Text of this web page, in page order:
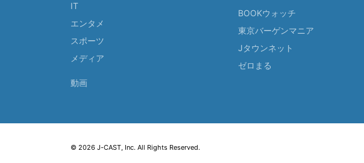
IT
エンタメ
スポーツ
メディア
動画
BOOKウォッチ
東京バーゲンマニア
Jタウンネット
ゼロまる
© 2026 J-CAST, Inc. All Rights Reserved.